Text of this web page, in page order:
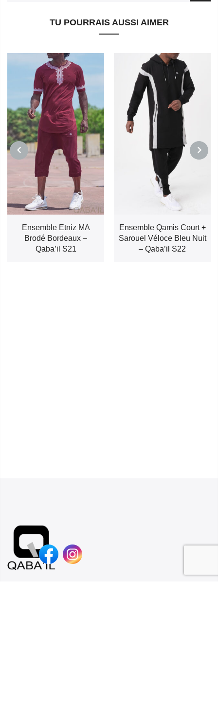
TU POURRAIS AUSSI AIMER
PREVIOUS
Ensemble Etniz MA
Brodé Bordeaux –
Qaba’il S21
Ensemble Qamis Court +
Sarouel Véloce Bleu Nuit
– Qaba’il S22